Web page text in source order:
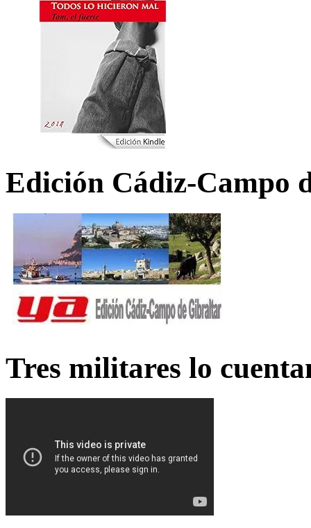
Edición Cádiz-Campo
Tres militares lo